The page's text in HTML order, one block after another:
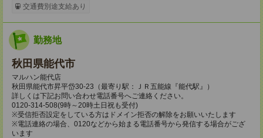
交通費別途支給あり
勤務地
秋田県能代市
マルハン能代店
秋田県能代市昇平岱30-23（最寄り駅：ＪＲ五能線『能代駅』）
詳しくは下記お問い合わせ電話番号へご連絡ください。
0120-314-508(9時～20時土日祝も受付)
※受信拒否設定をしている方はドメイン拒否の解除をお願いいたします
※電話連絡の場合、0120などから始まる電話番号から発信する場合がござ
います